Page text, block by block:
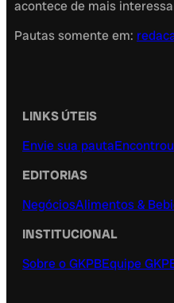
acontece de mais
Pautas somente em:
LINKS ÚTEIS
Envie sua pauta
EDITORIAS
NegóciosAlimentos &
INSTITUCIONAL
Sobre o GKPBEquipe